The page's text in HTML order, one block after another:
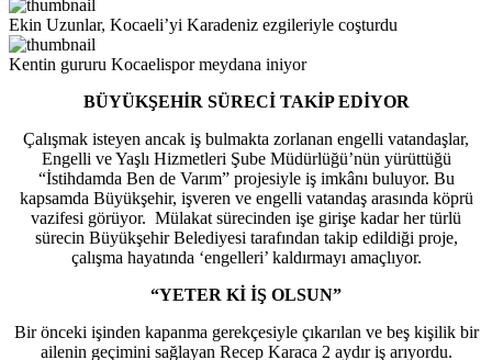
Ekin Uzunlar, Kocaeli’yi Karadeniz ezgileriyle coşturdu
Kentin gururu Kocaelispor meydana iniyor
BÜYÜKŞEHİR SÜRECİ TAKİP EDİYOR
Çalışmak isteyen ancak iş bulmakta zorlanan engelli vatandaşlar,
Engelli ve Yaşlı Hizmetleri Şube Müdürlüğü’nün yürüttüğü
“İstihdamda Ben de Varım” projesiyle iş imkânı buluyor. Bu
kapsamda Büyükşehir, işveren ve engelli vatandaş arasında köprü
vazifesi görüyor. Mülakat sürecinden işe girişe kadar her türlü
sürecin Büyükşehir Belediyesi tarafından takip edildiği proje,
çalışma hayatında ‘engelleri’ kaldırmayı amaçlıyor.
“YETER Kİ İŞ OLSUN”
Bir önceki işinden kapanma gerekçesiyle çıkarılan ve beş kişilik bir
ailenin geçimini sağlayan Recep Karaca 2 aydır iş arıyordu.